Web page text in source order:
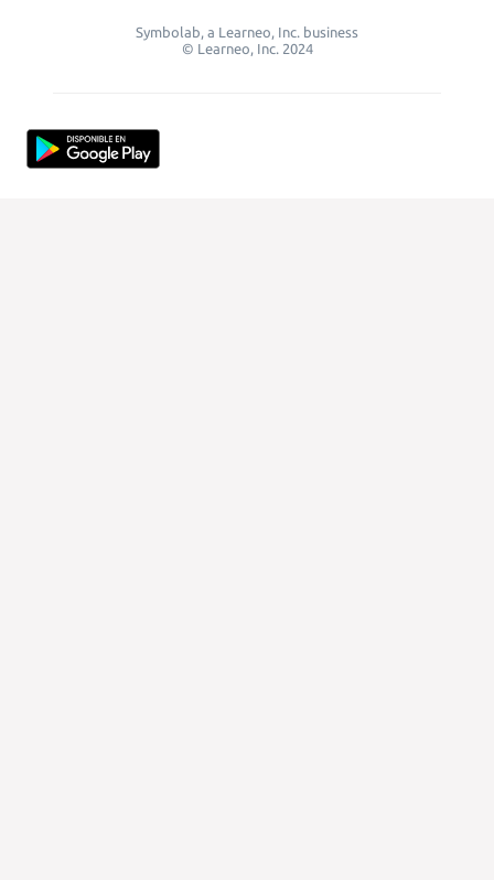
Symbolab, a Learneo, Inc. business
© Learneo, Inc. 2024